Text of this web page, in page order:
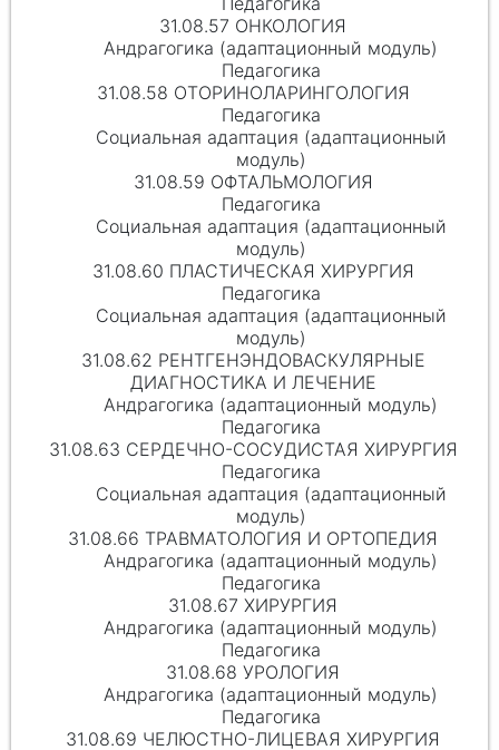
31.08.57 ОНКОЛОГИЯ
Андрагогика (адаптационный модуль)
Педагогика
31.08.58 ОТОРИНОЛАРИНГОЛОГИЯ
Педагогика
Социальная адаптация (адаптационный
модуль)
31.08.59 ОФТАЛЬМОЛОГИЯ
Педагогика
Социальная адаптация (адаптационный
модуль)
31.08.60 ПЛАСТИЧЕСКАЯ ХИРУРГИЯ
Педагогика
Социальная адаптация (адаптационный
модуль)
31.08.62 РЕНТГЕНЭНДОВАСКУЛЯРНЫЕ
ДИАГНОСТИКА И ЛЕЧЕНИЕ
Андрагогика (адаптационный модуль)
Педагогика
31.08.63 СЕРДЕЧНО-СОСУДИСТАЯ ХИРУРГИЯ
Педагогика
Социальная адаптация (адаптационный
модуль)
31.08.66 ТРАВМАТОЛОГИЯ И ОРТОПЕДИЯ
Андрагогика (адаптационный модуль)
Педагогика
31.08.67 ХИРУРГИЯ
Андрагогика (адаптационный модуль)
Педагогика
31.08.68 УРОЛОГИЯ
Андрагогика (адаптационный модуль)
Педагогика
31.08.69 ЧЕЛЮСТНО-ЛИЦЕВАЯ ХИРУРГИЯ